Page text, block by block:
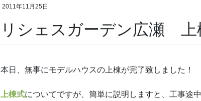
2011年11月25日
リシェスガーデン広瀬 上
本日、無事にモデルハウスの上棟が完了致しました！
上棟式についてですが、簡単に説明しますと、工事途